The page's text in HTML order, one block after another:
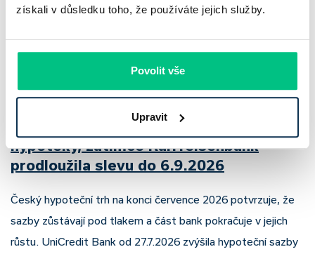
získali v důsledku toho, že používáte jejich služby.
Povolit vše
Upravit
UniCredit Bank od 27.7.2026 zdražuje
hypotéky, zatímco Raiffeisenbank
prodloužila slevu do 6.9.2026
Český hypoteční trh na konci července 2026 potvrzuje, že
sazby zůstávají pod tlakem a část bank pokračuje v jejich
růstu. UniCredit Bank od 27.7.2026 zvýšila hypoteční sazby